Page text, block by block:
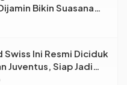
Bikin Suasana
Swiss Ini Resmi Diciduk
Juventus, Siap Jadi